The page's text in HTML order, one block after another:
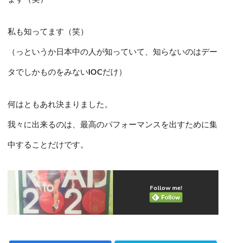
私も知ってます（笑）
（っというか日本中の人が知っていて、知らないのはデー
タでしかものをみないIOCだけ）
何はともあれ決まりました。
我々に出来るのは、最高のパフォーマンスを出すために集
中することだけです。
Follow me!